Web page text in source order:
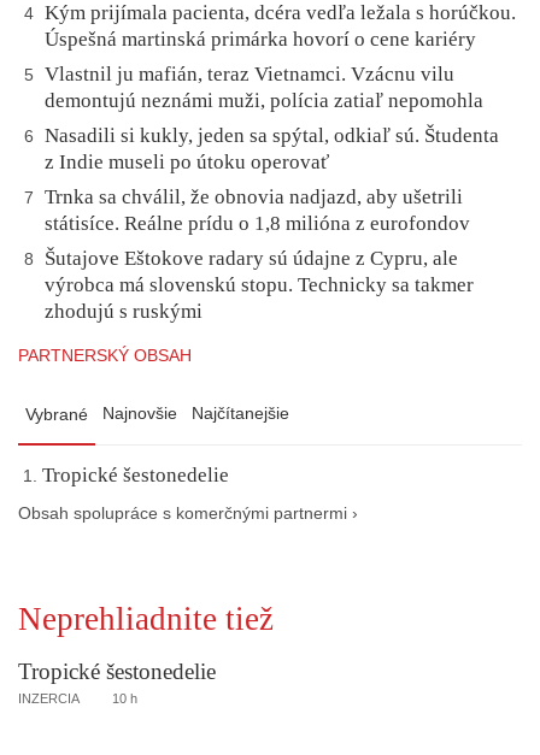
4 Kým prijímala pacienta, dcéra vedľa ležala s horúčkou.
Úspešná martinská primárka hovorí o cene kariéry
5
Vlastnil ju mafián, teraz Vietnamci. Vzácnu vilu
demontujú neznámi muži, polícia zatiaľ nepomohla
6
Nasadili si kukly, jeden sa spýtal, odkiaľ sú. Študenta
z Indie museli po útoku operovať
7
Trnka sa chválil, že obnovia nadjazd, aby ušetrili
státisíce. Reálne prídu o 1,8 milióna z eurofondov
8
Šutajove Eštokove radary sú údajne z Cypru, ale
výrobca má slovenskú stopu. Technicky sa takmer
zhodujú s ruskými
PARTNERSKÝ OBSAH
Vybrané Najnovšie Najčítanejšie
Tropické šestonedelie
Obsah spolupráce s komerčnými partnermi ›
Neprehliadnite tiež
Tropické šestonedelie
INZERCIA 10 h